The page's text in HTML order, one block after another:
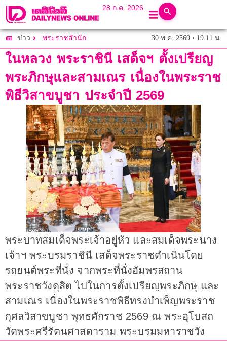
28 ก.ค. 2026
ข่าว พระราชสำนัก 30 พ.ค. 2569 • 19:11 น.
ในหลวง พระราชินี เสด็จฯ ตั้งเปรียญ
พระภิกษุและสามเณร เนื่องในพระราช
พิธีวิสาขบูชา ประจำปี 2569
พระบาทสมเด็จพระเจ้าอยู่หัว และสมเด็จพระนาง
เจ้าฯ พระบรมราชินี เสด็จพระราชดำเนินโดย
รถยนต์พระที่นั่ง จากพระที่นั่งอัมพรสถาน
พระราชวังดุสิต ไปในการตั้งเปรียญพระภิกษุ และ
สามเณร เนื่องในพระราชพิธีทรงบำเพ็ญพระราช
กุศลวิสาขบูชา พุทธศักราช 2569 ณ พระอุโบสถ
วัดพระศรีรัตนศาสดาราม พระบรมมหาราชวัง